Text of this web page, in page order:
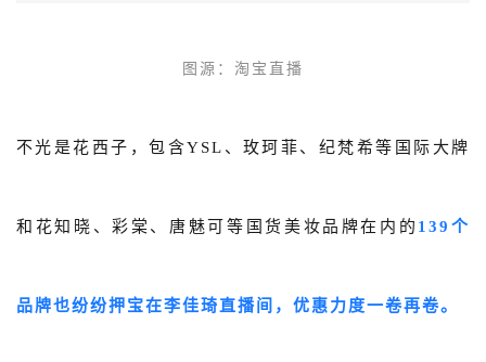
图源：淘宝直播
不光是花西子，包含YSL、玫珂菲、纪梵希等国际大牌
和花知晓、彩棠、唐魅可等国货美妆品牌在内的 139个
品牌也纷纷押宝在李佳琦直播间，优惠力度一卷再卷。